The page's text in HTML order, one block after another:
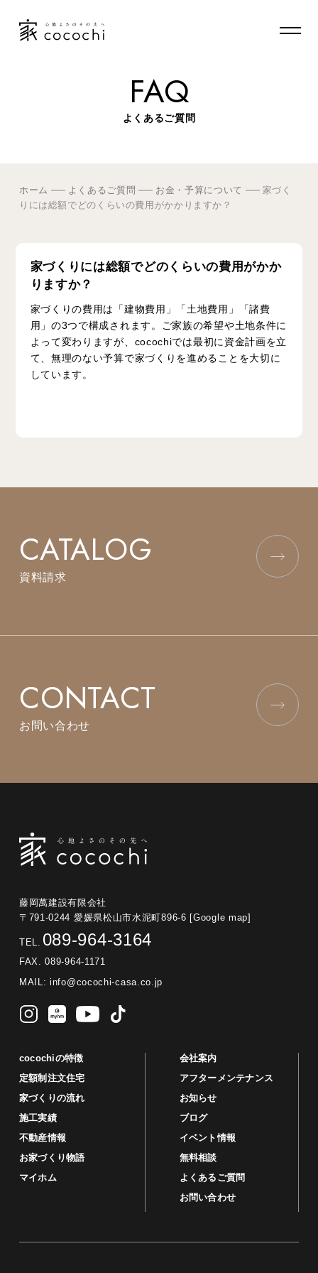
FAQ
よくあるご質問
ホーム よくあるご質問 お金・予算について
家づく
りには総額でどのくらいの費用がかかりますか？
家づくりには総額でどのくらいの費用がかか
りますか？
家づくりの費用は「建物費用」「土地費用」「諸費
用」の3つで構成されます。ご家族の希望や土地条件に
よって変わりますが、cocochiでは最初に資金計画を立
て、無理のない予算で家づくりを進めることを大切に
しています。
CATALOG
資料請求
CONTACT
お問い合わせ
藤岡萬建設有限会社
〒791-0244 愛媛県松山市水泥町896-6 [Google map]
TEL. 089-964-3164
FAX. 089-964-1171
MAIL: info@cocochi-casa.co.jp
cocochiの特徴
定額制注文住宅
家づくりの流れ
施工実績
不動産情報
お家づくり物語
マイホム
会社案内
アフターメンテナンス
お知らせ
ブログ
イベント情報
無料相談
よくあるご質問
お問い合わせ